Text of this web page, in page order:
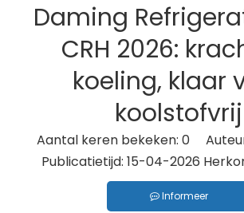
Daming
CRH 2026:
koeling, klaar
koolstofvrij
Aantal keren bekeken: 0
Publicatietijd: 15-04-2026
Informeer